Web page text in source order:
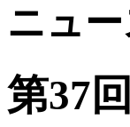
ニュー
第37